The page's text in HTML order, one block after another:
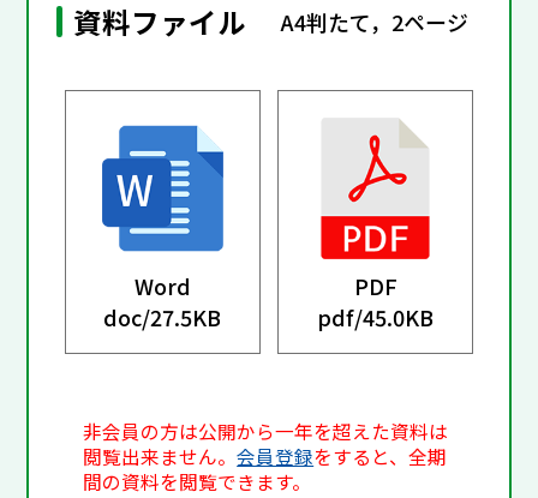
資料ファイル A4判たて，2ページ
Word
doc/27.5KB
PDF
pdf/45.0KB
非会員の方は公開から一年を超えた資料は
閲覧出来ません。会員登録をすると、全期
間の資料を閲覧できます。